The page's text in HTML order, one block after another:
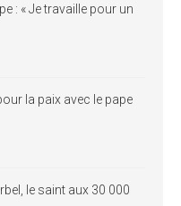
: « Je travaille pour un
la paix avec le pape
le saint aux 30 000